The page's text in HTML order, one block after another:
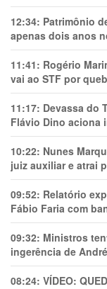
12:34: Patrimônio
apenas dois anos
11:41: Rogério
vai ao STF por
11:17: Devassa do
Flávio Dino aciona
10:22: Nunes
juiz auxiliar e atrai
09:52: Relatório
Fábio Faria com
09:32: Ministros
ingerência de
08:24: VÍDEO: